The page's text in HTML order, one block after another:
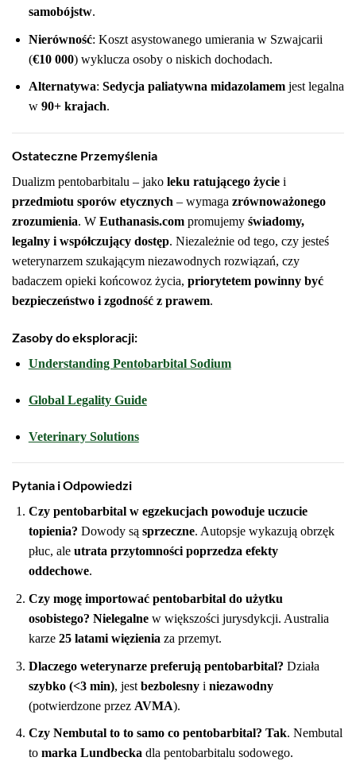
samobójstw.
Nierówność: Koszt asystowanego umierania w Szwajcarii
(€10 000) wyklucza osoby o niskich dochodach.
Alternatywa: Sedycja paliatywna midazolamemjest legalna
w 90+ krajach.
Ostateczne Przemyślenia
Dualizm pentobarbitalu – jako leku ratującego życie i
przedmiotu sporów etycznych – wymaga zrównoważonego
zrozumienia. W Euthanasis.com promujemy świadomy,
legalny i współczujący dostęp. Niezależnie od tego, czy jesteś
weterynarzem szukającym niezawodnych rozwiązań, czy
badaczem opieki końcowoz życia, priorytetem powinny być
bezpieczeństwo i zgodność z prawem.
Zasoby do eksploracji:
Understanding Pentobarbital Sodium
Global Legality Guide
Veterinary Solutions
Pytania i Odpowiedzi
Czy pentobarbital w egzekucjach powoduje uczucie
topienia? Dowody są sprzeczne. Autopsje wykazują obrzęk
płuc, ale utrata przytomności poprzedza efekty
oddechowe.
Czy mogę importować pentobarbital do użytku
osobistego? Nielegalnew większości jurysdykcji. Australia
karze 25 latami więzienia za przemyt.
Dlaczego weterynarze preferują pentobarbital? Działa
szybko (<3 min), jest bezbolesnyi niezawodny
(potwierdzone przez AVMA).
Czy Nembutal to to samo co pentobarbital? Tak. Nembutal
to marka Lundbecka dla pentobarbitalu sodowego.